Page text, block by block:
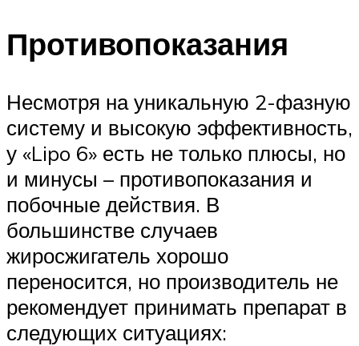
Противопоказания
Несмотря на уникальную 2-фазную
систему и высокую эффективность,
у «Lipo 6» есть не только плюсы, но
и минусы – противопоказания и
побочные действия. В
большинстве случаев
жиросжигатель хорошо
переносится, но производитель не
рекомендует принимать препарат в
следующих ситуациях: